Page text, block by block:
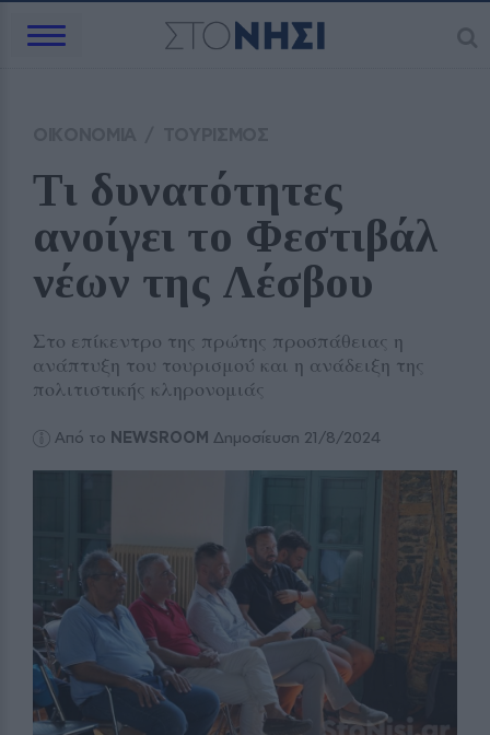
Tι δυνατότητες
ανοίγει το Φεστιβάλ
νέων της Λέσβου
Στο επίκεντρο της πρώτης προσπάθειας η
ανάπτυξη του τουρισμού και η ανάδειξη της
πολιτιστικής κληρονομιάς
Από το NEWSROOM Δημοσίευση 21/8/2024